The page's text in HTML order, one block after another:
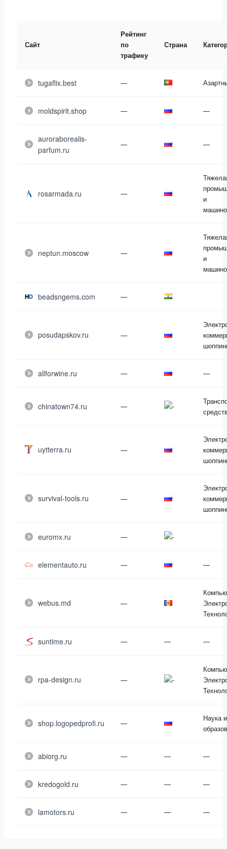
Сайт
Рейтинг
по
трафику
Страна
tugaflix.best —
moldspirit.shop — —
auroraborealis-
parfum.ru
— —
rosarmada.ru —
и
neptun.moscow —
и
beadsngems.com —
posudapskov.ru —
allforwine.ru — —
chinatown74.ru —
uytterra.ru —
survival-tools.ru —
euromx.ru —
elementauto.ru — —
webus.md —
suntime.ru — — —
rpa-design.ru —
shop.logopedprofi.ru —
Наука и
abiorg.ru — — —
kredogold.ru — — —
lamotors.ru — — —